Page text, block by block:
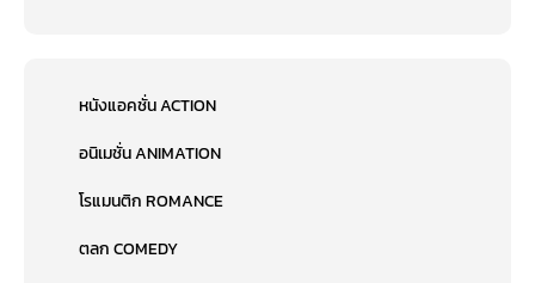
หนังแอคชั่น ACTION
อนิเมชั่น ANIMATION
โรแมนติก ROMANCE
ตลก COMEDY